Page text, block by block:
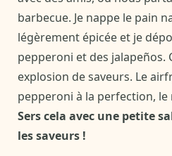
barbecue. Je nappe le pain
légèrement épicée et je
pepperoni et des jalapeños.
explosion de saveurs. Le
pepperoni à la perfection,
Sers cela avec une petite
les saveurs !